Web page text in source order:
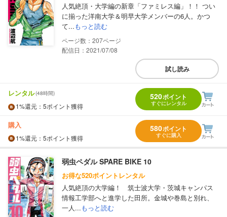
人気絶頂・大学編の新章「ファミレス編」！！ つい
に揃った洋南大学＆明早大学メンバーの6人。かつ
て...もっと読む
207
配信日：2021/07/08
試し読み
レンタル(48時間)
1%還元 ：5ポイント獲得
520ポイント
すぐにレンタル
購入
1%還元 ：5ポイント獲得
580ポイント
すぐに購入
弱虫ペダル SPARE BIKE 10
お得な520ポイントレンタル
人気絶頂の大学編！ 筑士波大学・茨城キャンパス
情報工学部へと進学した田所。金城や巻島と別れ、
一人...もっと読む